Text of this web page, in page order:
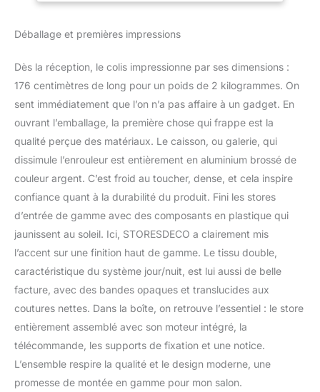
facile a monter avec
ÉLÉCTRIQUE INTÉRIEUR
Stores jour et nuit 100%
polyester, décoratifs et
pour tout espace comme
salon, chambre, cuisine
ou bureau. Hauteurs de
180 et 250 cm, idéals
disponibles jusqu'à 180
cm de largeur. Mesurez
de support à support, le
tissu est 2,5 cm plus
étroit. ❤️STORE
ENROULEUR
ÉLÉCTRIQUE DE HAUTE
QUALITÉ Store
automatique avec
moteur et
avec batterie lithium 12V,
puissance 0,3 N.m,
Déballage et premières impressions
Dès la réception, le colis impressionne par ses dimensions :
176 centimètres de long pour un poids de 2 kilogrammes. On
sent immédiatement que l’on n’a pas affaire à un gadget. En
ouvrant l’emballage, la première chose qui frappe est la
qualité perçue des matériaux. Le caisson, ou galerie, qui
dissimule l’enrouleur est entièrement en aluminium brossé de
couleur argent. C’est froid au toucher, dense, et cela inspire
confiance quant à la durabilité du produit. Fini les stores
d’entrée de gamme avec des composants en plastique qui
jaunissent au soleil. Ici, STORESDECO a clairement mis
l’accent sur une finition haut de gamme. Le tissu double,
caractéristique du système jour/nuit, est lui aussi de belle
facture, avec des bandes opaques et translucides aux
coutures nettes. Dans la boîte, on retrouve l’essentiel : le store
entièrement assemblé avec son moteur intégré, la
télécommande, les supports de fixation et une notice.
L’ensemble respire la qualité et le design moderne, une
promesse de montée en gamme pour mon salon.